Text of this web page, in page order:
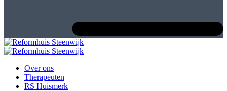
Over ons
Therapeuten
RS Huismerk